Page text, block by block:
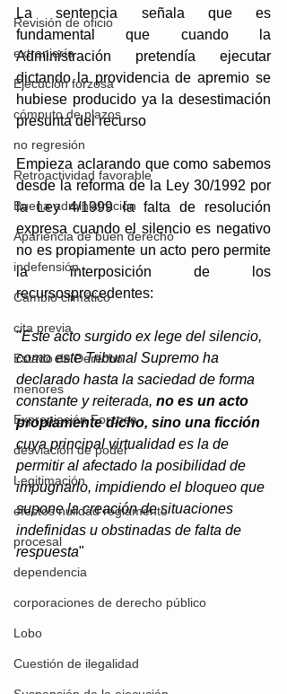
Revisión de oficio
extranjería
Ejecución forzosa
cómputo de plazos
no regresión
Retroactividad favorable
Buena administración
Apariencia de buen derecho
indefensión
Cambio climático
cita previa
Estado de Derecho
menores
Expropiación Forzosa
desviación de poder
Legitimación
efectos nulidad reglamento
procesal
dependencia
corporaciones de derecho público
Lobo
Cuestión de ilegalidad
La sentencia señala que es
fundamental que cuando la
Administración pretendía ejecutar
dictando la providencia de apremio se
hubiese producido ya la desestimación
presunta del recurso
Empieza aclarando que como sabemos
desde la reforma de la Ley 30/1992 por
la Ley 4/1999 la falta de resolución
expresa cuando el silencio es negativo
no es propiamente un acto pero permite
la interposición de los
recursosprocedentes:
"Este acto surgido ex lege del silencio,
como este Tribunal Supremo ha
declarado hasta la saciedad de forma
constante y reiterada, no es un acto
propiamente dicho, sino una ficción
cuya principal virtualidad es la de
permitir al afectado la posibilidad de
impugnarlo, impidiendo el bloqueo que
supone la creación de situaciones
indefinidas u obstinadas de falta de
respuesta"